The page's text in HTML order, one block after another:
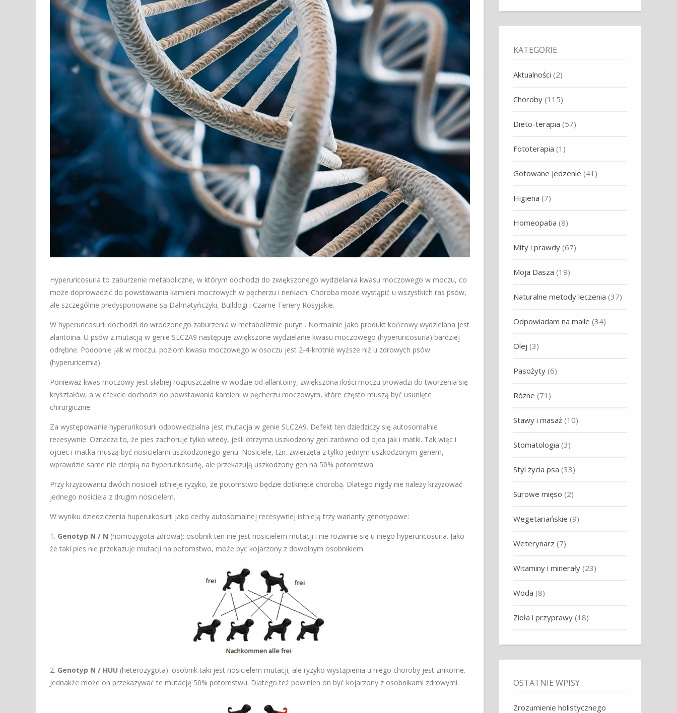
Hyperuricosuria to zaburzenie metaboliczne, w którym dochodzi do zwiększonego wydzielania kwasu moczowego w moczu, co
może doprowadzić do powstawania kamieni moczowych w pęcherzu i nerkach. Choroba może wystąpić u wszystkich ras psów,
ale szczególnie predysponowane są Dalmatyńczyki, Bulldogi i Czarne Teriery Rosyjskie.
W hyperuricosurii dochodzi do wrodzonego zaburzenia w metabolizmie puryn . Normalnie jako produkt końcowy wydzielana jest
alantoina. U psów z mutacją w genie SLC2A9 następuje zwiększone wydzielanie kwasu moczowego (hyperuricosuria) bardziej
odrębne. Podobnie jak w moczu, poziom kwasu moczowego w osoczu jest 2-4-krotnie wyższe niż u zdrowych psów
(hyperuricemia).
Ponieważ kwas moczowy jest słabiej rozpuszczalne w wodzie od allantoiny, zwiększona ilości moczu prowadzi do tworzenia się
kryształów, a w efekcie dochodzi do powstawania kamieni w pęcherzu moczowym, które często muszą być usunięte
chirurgicznie.
Za występowanie hyperurikosurii odpowiedzialna jest mutacja w genie SLC2A9. Defekt ten dziedziczy się autosomalnie
recesywnie. Oznacza to, że pies zachoruje tylko wtedy, jeśli otrzyma uszkodzony gen zarówno od ojca jak i matki. Tak więc i
ojciec i matka muszą być nosicielami uszkodzonego genu. Nosiciele, tzn. zwierzęta z tylko jednym uszkodzonym genem,
wprawdzie same nie cierpią na hyperurikosurię, ale przekazują uszkodzony gen na 50% potomstwa.
Przy krzyżowaniu dwóch nosicieli istnieje ryzyko, że potomstwo będzie dotknięte chorobą. Dlatego nigdy nie należy krzyżować
jednego nosiciela z drugim nosicielem.
W wyniku dziedziczenia huperuikosurii jako cechy autosomalnej recesywnej istnieją trzy warianty genotypowe:
1. Genotyp N / N (homozygota zdrowa): osobnik ten nie jest nosicielem mutacji i nie rozwinie się u niego hyperuricosuria. Jako
że taki pies nie przekazuje mutacji na potomstwo, może być kojarzony z dowolnym osobnikiem.
2. Genotyp N / HUU (heterozygota): osobnik taki jest nosicielem mutacji, ale ryzyko wystąpienia u niego choroby jest znikome.
Jednakże może on przekazywać te mutację 50% potomstwu. Dlatego też powinien on być kojarzony z osobnikami zdrowymi.
KATEGORIE
Aktualności (2)
Choroby (115)
Dieto-terapia (57)
Fototerapia (1)
Gotowane jedzenie (41)
Higiena (7)
Homeopatia (8)
Mity i prawdy (67)
Moja Dasza (19)
Naturalne metody leczenia (37)
Odpowiadam na maile (34)
Olej (3)
Pasożyty (6)
Różne (71)
Stawy i masaż (10)
Stomatologia (3)
Styl życia psa (33)
Surowe mięso (2)
Wegetariańskie (9)
Weterynarz (7)
Witaminy i minerały (23)
Woda (8)
Zioła i przyprawy (18)
OSTATNIE WPISY
Zrozumienie holistycznego